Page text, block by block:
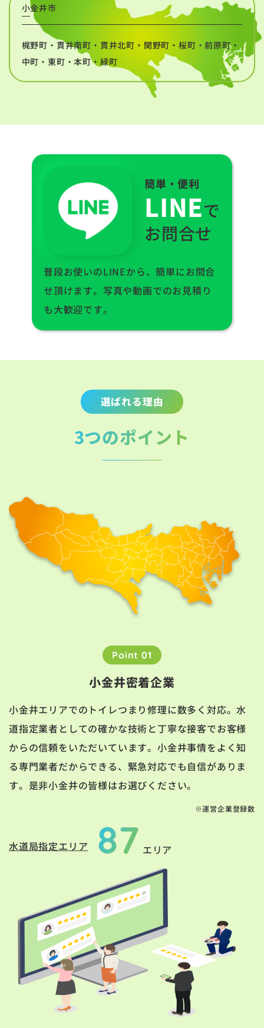
小金井市
梶野町・貫井南町・貫井北町・関野町・桜町・前原町・
中町・東町・本町・緑町
簡単・便利
LINEで
お問合せ
普段お使いのLINEから、簡単にお問合
せ頂けます。写真や動画でのお見積り
も大歓迎です。
選ばれる理由
3つのポイント
Point 01
小金井密着企業
小金井エリアでのトイレつまり修理に数多く対応。水
道指定業者としての確かな技術と丁寧な接客でお客様
からの信頼をいただいています。小金井事情をよく知
る専門業者だからできる、緊急対応でも自信がありま
す。是非小金井の皆様はお選びください。
※運営企業登録数
水道局指定エリア 87 エリア